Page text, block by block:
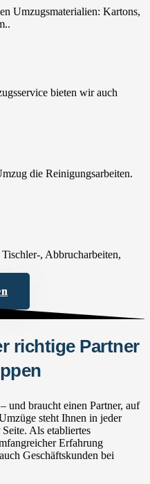
Umzugsmaterialien: Kartons,
bieten wir auch
die Reinigungsarbeiten.
, Abbrucharbeiten,
richtige Partner
und braucht einen Partner, auf
steht Ihnen in jeder
Als etabliertes
Erfahrung
Geschäftskunden bei